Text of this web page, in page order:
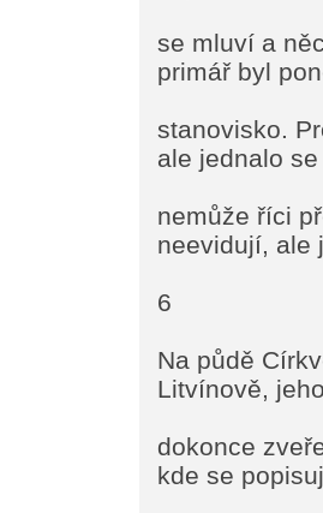
se mluví a
primář byl
stanovisko.
ale jednalo
nemůže říci
neevidují, ale
6
Na půdě
Litvínově,
dokonce
kde se